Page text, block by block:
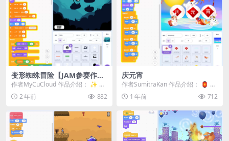
变形蜘蛛冒险【JAM参赛作
品】
作者MyCuCloud 作品介绍： ✨ 欢
迎来到《变形蜘蛛冒险》！ 在这款
创新的...
2 年前 882
庆元宵
作者SumitraKan 作品介绍： 🏮 元
宵佳节，灯火阑珊！ 🏮 《元宵》
是一...1 年前 712